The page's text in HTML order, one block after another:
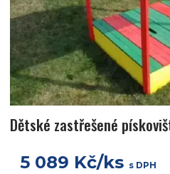
Dětské zastřešené
5 089 Kč/ks s DPH